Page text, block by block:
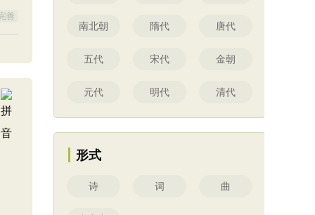
善
南北朝 隋代 唐代
五代 宋代 金朝
元代 明代 清代
形式
诗 词 曲